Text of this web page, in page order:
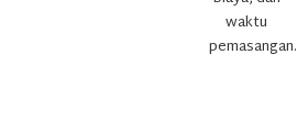
waktu
pemasangan.